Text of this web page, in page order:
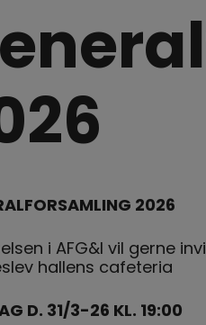
2026
i AFG&I vil gerne
hallens cafeteria
D. 31/3-26 KL. 19:00